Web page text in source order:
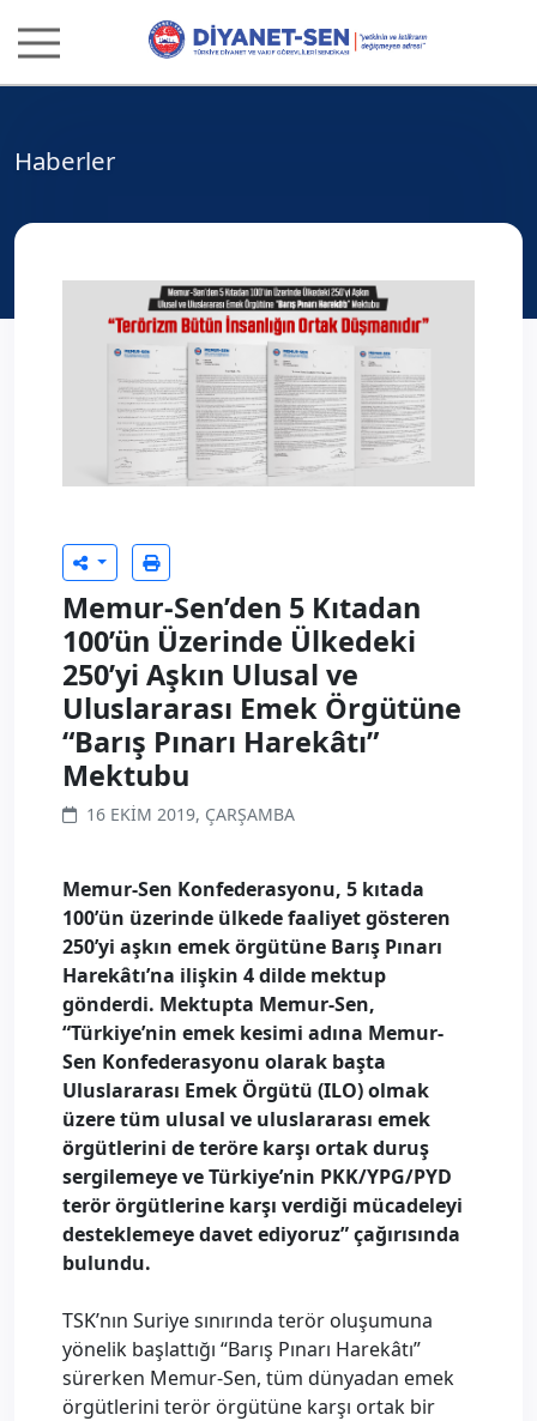
Haberler
Memur-Sen’den 5 Kıtadan
100’ün Üzerinde Ülkedeki
250’yi Aşkın Ulusal ve
Uluslararası Emek Örgütüne
“Barış Pınarı Harekâtı”
Mektubu
16 EKIM 2019, ÇARŞAMBA
Memur-Sen Konfederasyonu, 5 kıtada
100’ün üzerinde ülkede faaliyet gösteren
250’yi aşkın emek örgütüne Barış Pınarı
Harekâtı’na ilişkin 4 dilde mektup
gönderdi. Mektupta Memur-Sen,
“Türkiye’nin emek kesimi adına Memur-
Sen Konfederasyonu olarak başta
Uluslararası Emek Örgütü (ILO) olmak
üzere tüm ulusal ve uluslararası emek
örgütlerini de teröre karşı ortak duruş
sergilemeye ve Türkiye’nin PKK/YPG/PYD
terör örgütlerine karşı verdiği mücadeleyi
desteklemeye davet ediyoruz” çağırısında
bulundu.
TSK’nın Suriye sınırında terör oluşumuna
yönelik başlattığı “Barış Pınarı Harekâtı”
sürerken Memur-Sen, tüm dünyadan emek
örgütlerini terör örgütüne karşı ortak bir